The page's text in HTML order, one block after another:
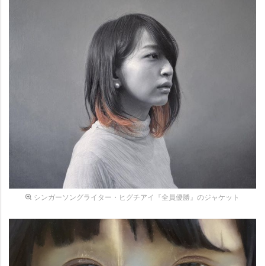
シンガーソングライター・ヒグチアイ『全員優勝』のジャケット